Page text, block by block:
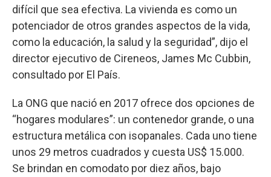
difícil que sea efectiva. La vivienda es como un
potenciador de otros grandes aspectos de la vida,
como la educación, la salud y la seguridad”, dijo el
director ejecutivo de Cireneos, James Mc Cubbin,
consultado por El País.
La ONG que nació en 2017 ofrece dos opciones de
“hogares modulares”: un contenedor grande, o una
estructura metálica con isopanales. Cada uno tiene
unos 29 metros cuadrados y cuesta US$ 15.000.
Se brindan en comodato por diez años, bajo